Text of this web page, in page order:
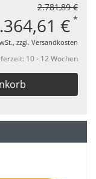
2.781,89 €
€ *
zzgl. Versandkosten
10 - 12 Wochen